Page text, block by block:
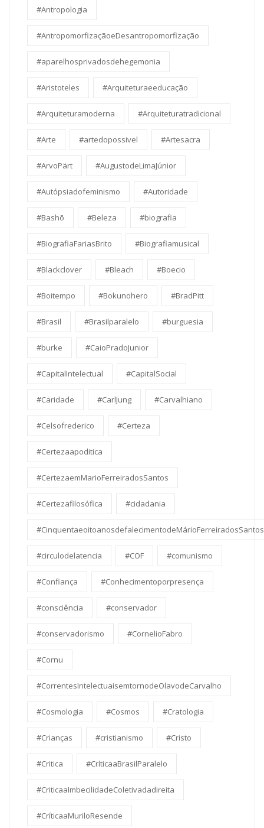
#Antropologia
#AntropomorfizaçãoeDesantropomorfização
#aparelhosprivadosdehegemonia
#Aristoteles #Arquiteturaeeducação
#Arquiteturamoderna #Arquiteturatradicional
#Arte #artedopossivel #Artesacra
#ArvoPärt #AugustodeLimaJúnior
#Autópsiadofeminismo #Autoridade
#Bashō #Beleza #biografia
#BiografiaFariasBrito #Biografiamusical
#Blackclover #Bleach #Boecio
#Boitempo #Bokunohero #BradPitt
#Brasil #Brasilparalelo #burguesia
#burke #CaioPradoJunior
#CapitalIntelectual #CapitalSocial
#Caridade #CarlJung #Carvalhiano
#Celsofrederico #Certeza
#Certezaapoditica
#CertezaemMarioFerreiradosSantos
#Certezafilosófica #cidadania
#CinquentaeoitoanosdefalecimentodeMárioFerreiradosSantos
#circulodelatencia #COF #comunismo
#Confiança #Conhecimentoporpresença
#consciência #conservador
#conservadorismo #CornelioFabro
#Cornu
#CorrentesIntelectuaisemtornodeOlavodeCarvalho
#Cosmologia #Cosmos #Cratologia
#Crianças #cristianismo #Cristo
#Critica #CríticaaBrasilParalelo
#CriticaaImbecilidadeColetivadadireita
#CríticaaMuriloResende